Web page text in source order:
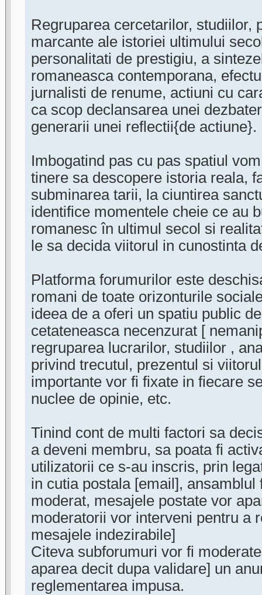
Regruparea cercetarilor, studiilor,
marcante ale istoriei ultimului
personalitati de prestigiu, a
romaneasca contemporana,
jurnalisti de renume, actiuni cu
ca scop declansarea unei
generarii unei reflectii{de actiune}.
Imbogatind pas cu pas spatiul
tinere sa descopere istoria reala,
subminarea tarii, la ciuntirea
identifice momentele cheie ce au
romanesc în ultimul secol si
le sa decida viitorul in cunostinta
Platforma forumurilor este
romani de toate orizonturile
ideea de a oferi un spatiu public
cetateneasca necenzurat [
regruparea lucrarilor, studiilor ,
privind trecutul, prezentul si
importante vor fi fixate in fiecare
nuclee de opinie, etc.
Tinind cont de multi factori sa
a deveni membru, sa poata fi
utilizatorii ce s-au inscris, prin
in cutia postala [email],
moderat, mesajele postate vor
moderatorii vor interveni pentru a
mesajele indezirabile]
Citeva subforumuri vor fi
aparea decit dupa validare] un
reglementarea impusa.